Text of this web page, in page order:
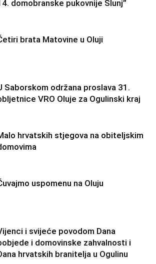
domobranske pukovnije Slunj”
brata Matovine u Oluji
Saborskom održana proslava 31.
VRO Oluje za Ogulinski kraj
hrvatskih stjegova na obiteljskim
uspomenu na Oluju
i svijeće povodom Dana
i domovinske zahvalnosti i
hrvatskih branitelja u Ogulinu